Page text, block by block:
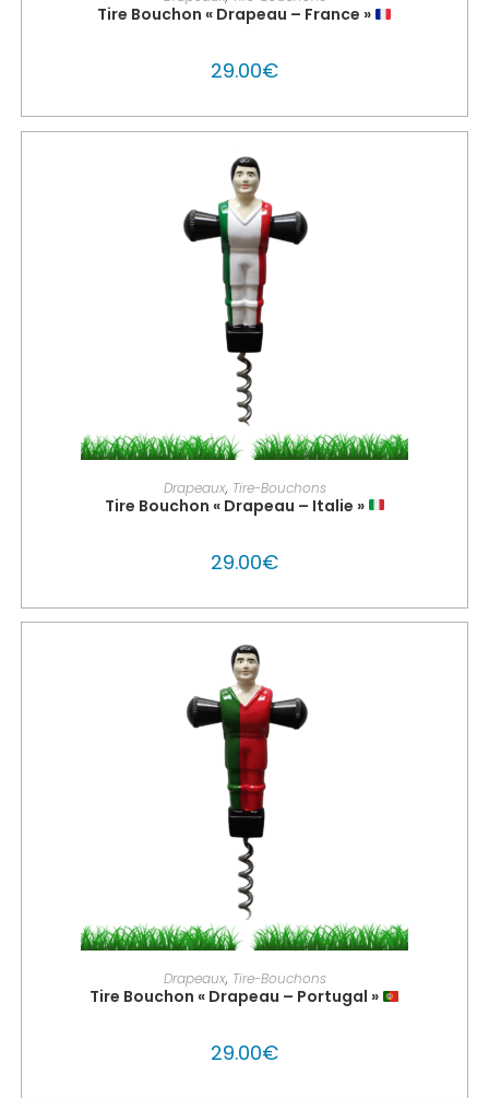
Tire Bouchon « Drapeau – France »
29.00€
PERSONNALISER MON GLOUTON
Drapeaux, Tire-Bouchons
Tire Bouchon « Drapeau – Italie »
29.00€
PERSONNALISER MON GLOUTON
Drapeaux, Tire-Bouchons
Tire Bouchon « Drapeau – Portugal »
29.00€